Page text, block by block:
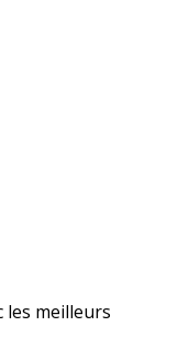
meilleurs